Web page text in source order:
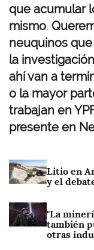
que acumular
mismo.
neuquinos
la
ahí van a
o la mayor
trabajan en
presente en
I
m
g
e
n
Litio en
y el
I
m
"La
también
otras